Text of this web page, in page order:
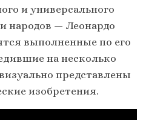
и универсального
народов — Леонардо
выполненные по его
на несколько
представлены
изобретения.